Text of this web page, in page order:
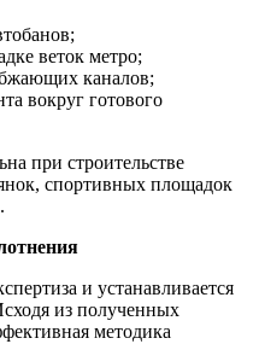
веток метро;
каналов;
вокруг готового
при строительстве
спортивных площадок
и устанавливается
из полученных
методика